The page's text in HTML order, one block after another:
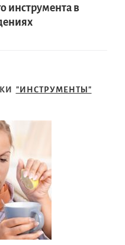
инструмента в
"ИНСТРУМЕНТЫ"